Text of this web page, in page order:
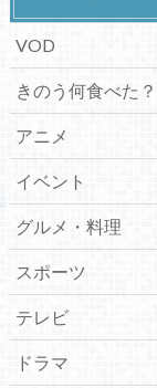
VOD
きのう何食べた？
アニメ
イベント
グルメ・料理
スポーツ
テレビ
ドラマ